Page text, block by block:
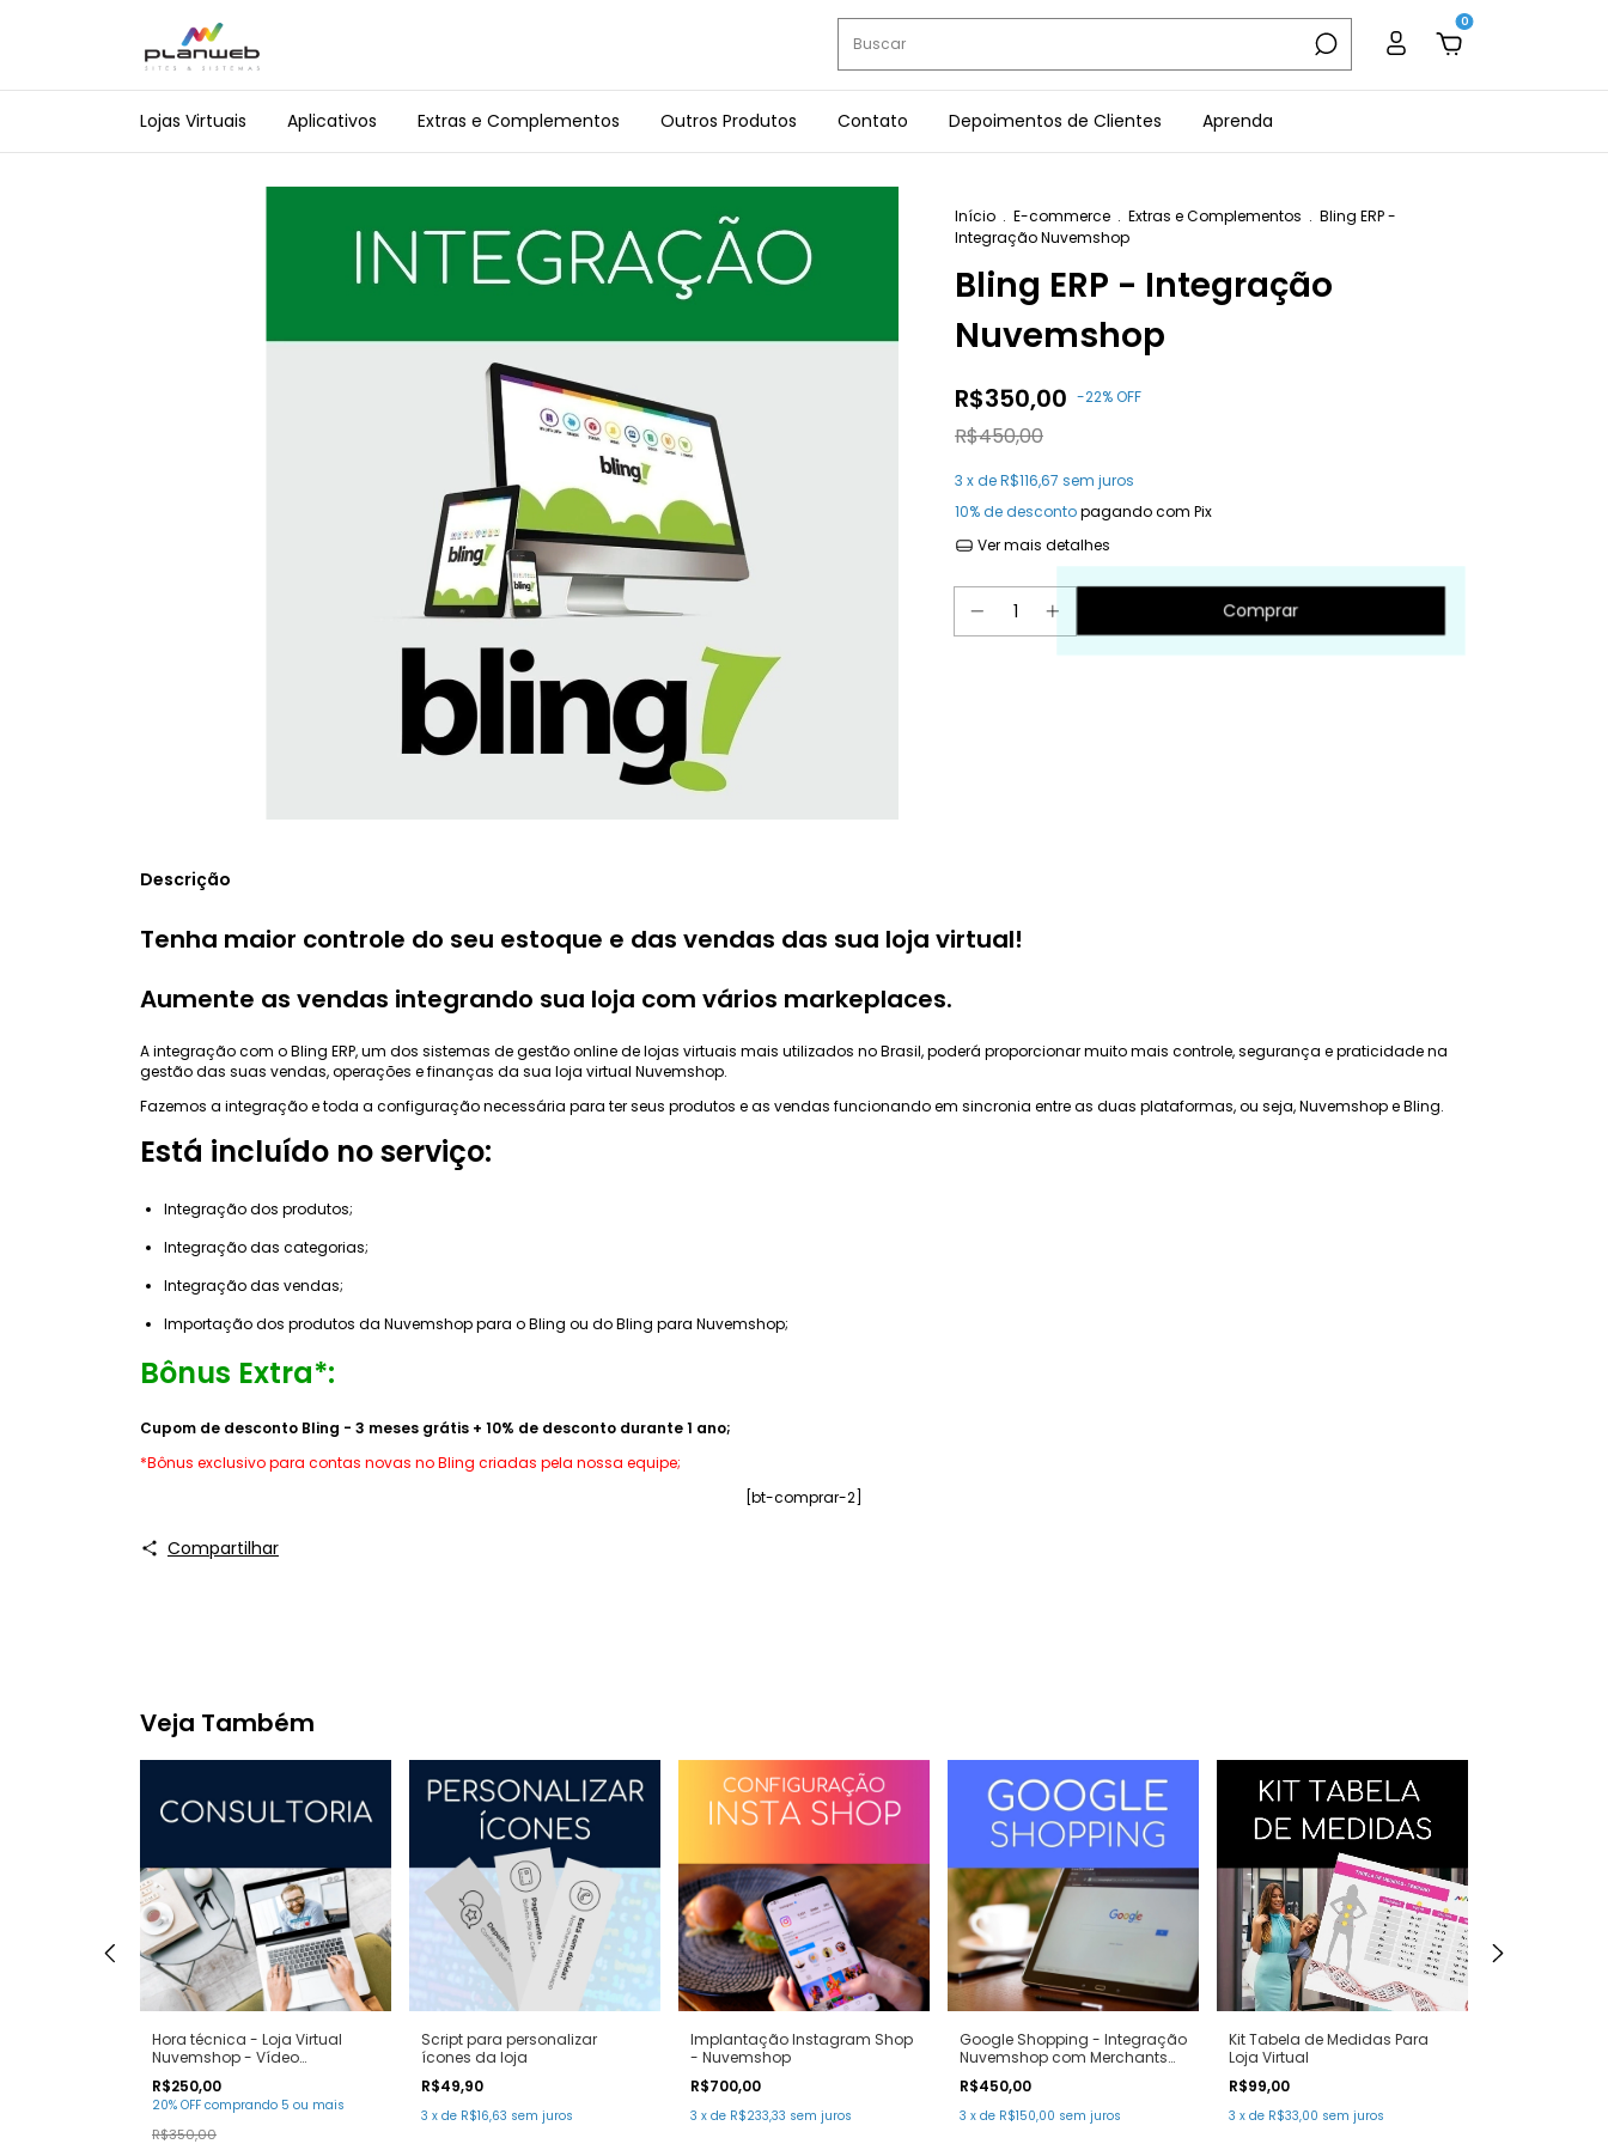
0
Lojas Virtuais Aplicativos Extras e Complementos Outros Produtos Contato Depoimentos de Clientes Aprenda
Início . E-commerce . Extras e Complementos . Bling ERP -
Integração Nuvemshop
Bling ERP - Integração
Nuvemshop
R$350,00 -22%OFF
R$450,00
3 x deR$116,67 sem juros
10% de descontopagando com Pix
Ver mais detalhes
Descrição
Tenha maior controle do seu estoque e das vendas das sua loja virtual!
Aumente as vendas integrando sua loja com vários markeplaces.
A integração com o Bling ERP, um dos sistemas de gestão online de lojas virtuais mais utilizados no Brasil, poderá proporcionar muito mais controle, segurança e praticidade na
gestão das suas vendas, operações e finanças da sua loja virtual Nuvemshop.
Fazemos a integração e toda a configuração necessária para ter seus produtos e as vendas funcionando em sincronia entre as duas plataformas, ou seja, Nuvemshop e Bling.
Está incluído no serviço:
Integração dos produtos;
Integração das categorias;
Integração das vendas;
Importação dos produtos da Nuvemshop para o Bling ou do Bling para Nuvemshop;
Bônus Extra*:
Cupom de desconto Bling - 3 meses grátis + 10% de desconto durante 1 ano;
*Bônus exclusivo para contas novas no Bling criadas pela nossa equipe;
[bt-comprar-2]
Compartilhar
Veja Também
Hora técnica - Loja Virtual
Nuvemshop - Vídeo
chamada ao vivo
R$250,00
20% OFF comprando 5 ou mais
R$350,00
Script para personalizar
ícones da loja
R$49,90
3 x de R$16,63 sem juros
Implantação Instagram Shop
- Nuvemshop
R$700,00
3 x de R$233,33 sem juros
Google Shopping - Integração
Nuvemshop com Merchants
Center
R$450,00
3 x de R$150,00 sem juros
Kit Tabela de Medidas Para
Loja Virtual
R$99,00
3 x de R$33,00 sem juros